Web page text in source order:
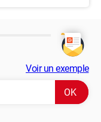
Voir un exemple